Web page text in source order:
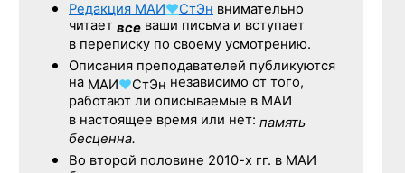
Редакция МАИ♥СтЭн внимательно
читает все ваши письма и вступает
в переписку по своему усмотрению.
Описания преподавателей публикуются
на МАИ♥СтЭн независимо от того,
работают ли описываемые в МАИ
в настоящее время или нет: память
бесценна.
Во второй половине 2010-х гг. в МАИ